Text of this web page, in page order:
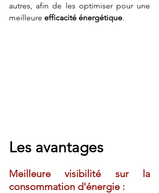
autres, afin de les optimiser pour une
meilleure efficacité énergétique.
Les avantages
Meilleure visibilité sur la
consommation d'énergie :